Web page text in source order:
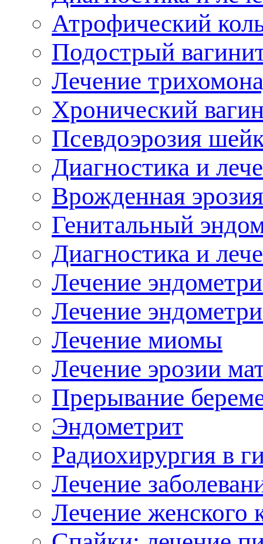
Атрофический
Подострый
Лечение
Хронический
Псевдоэрозия
Диагностика и
рожденная
Генитальный
Диагностика и
Лечение
Лечение
Лечение миомы
Лечение эрозии
Прерывание
Эндометрит
Радиохирургия в
Лечение
Лечение женского